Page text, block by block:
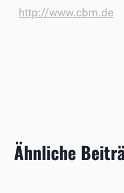
http://www.cbm.de
Ähnliche